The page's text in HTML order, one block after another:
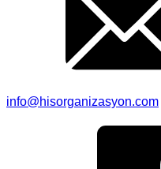
info@hisorganizasyon.com